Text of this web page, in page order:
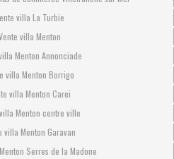
villa La Turbie
villa Menton
Menton Annonciade
villa Menton Borrigo
villa Menton Carei
Menton centre ville
villa Menton Garavan
Serres de la Madone